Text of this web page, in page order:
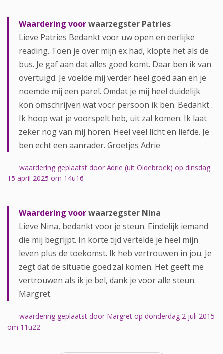
Waardering voorwaarzegster Patries
Lieve Patries Bedankt voor uw open en eerlijke
reading. Toen je over mijn ex had, klopte het als de
bus. Je gaf aan dat alles goed komt. Daar ben ik van
overtuigd. Je voelde mij verder heel goed aan en je
noemde mij een parel. Omdat je mij heel duidelijk
kon omschrijven wat voor persoon ik ben. Bedankt .
Ik hoop wat je voorspelt heb, uit zal komen. Ik laat
zeker nog van mij horen. Heel veel licht en liefde. Je
ben echt een aanrader. Groetjes Adrie
waardering geplaatst door Adrie (uit Oldebroek) op dinsdag
15 april 2025 om 14u16
Waardering voorwaarzegster Nina
Lieve Nina, bedankt voor je steun. Eindelijk iemand
die mij begrijpt. In korte tijd vertelde je heel mijn
leven plus de toekomst. Ik heb vertrouwen in jou. Je
zegt dat de situatie goed zal komen. Het geeft me
vertrouwen als ik je bel, dank je voor alle steun.
Margret.
waardering geplaatst door Margret op donderdag 2 juli 2015
om 11u22